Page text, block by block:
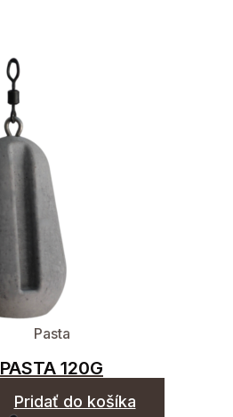
Pasta
PASTA 120G
Pridať do košíka